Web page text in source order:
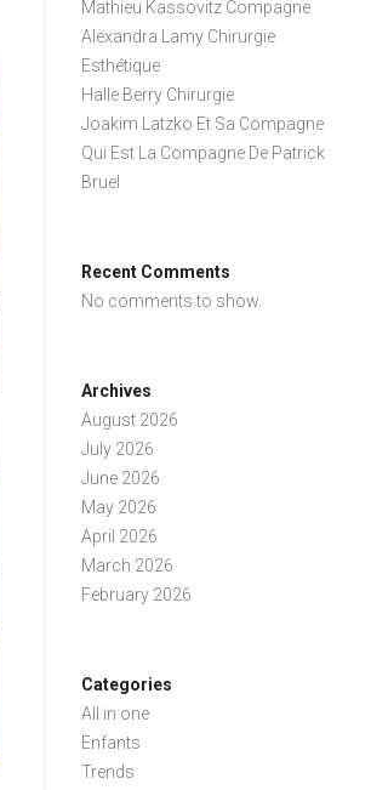
Mathieu Kassovitz Compagne
Alexandra Lamy Chirurgie
Esthétique
Halle Berry Chirurgie
Joakim Latzko Et Sa Compagne
Qui Est La Compagne De Patrick
Bruel
Recent Comments
No comments to show.
Archives
August 2026
July 2026
June 2026
May 2026
April 2026
March 2026
February 2026
Categories
All in one
Enfants
Trends